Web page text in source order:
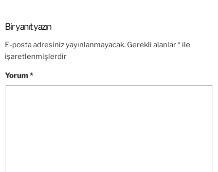
Bir yanıt yazın
E-posta adresiniz yayınlanmayacak. Gerekli alanlar* ile
işaretlenmişlerdir
Yorum*